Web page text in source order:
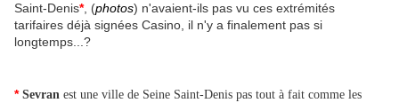
Saint-Denis*, (photos) n'avaient-ils pas vu ces extrémités
tarifaires déjà signées Casino, il n'y a finalement pas si
longtemps...?
* Sevran est une ville de Seine Saint-Denis pas tout à fait comme les